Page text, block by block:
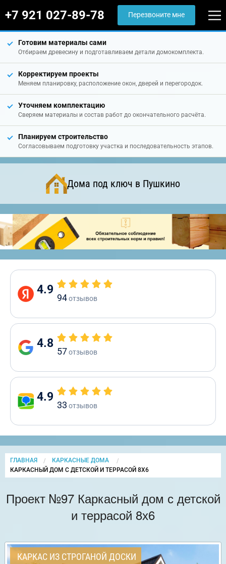
+7 921 027-89-78 Перезвоните мне
Готовим материалы сами
Отбираем древесину и подготавливаем детали домокомплекта.
Корректируем проекты
Меняем планировку, расположение окон, дверей и перегородок.
Уточняем комплектацию
Сверяем материалы и состав работ до окончательного расчёта.
Планируем строительство
Согласовываем подготовку участка и последовательность этапов.
Дома под ключ в Пушкино
4.9
94отзывов
4.8
57отзывов
4.9
33 отзывов
ГЛАВНАЯ
КАРКАСНЫЕ ДОМА
CURRENT:
КАРКАСНЫЙ ДОМ С ДЕТСКОЙ И ТЕРРАСОЙ 8Х6
Проект №97 Каркасный дом с детской
и террасой 8х6
КАРКАС ИЗ СТРОГАНОЙ ДОСКИ